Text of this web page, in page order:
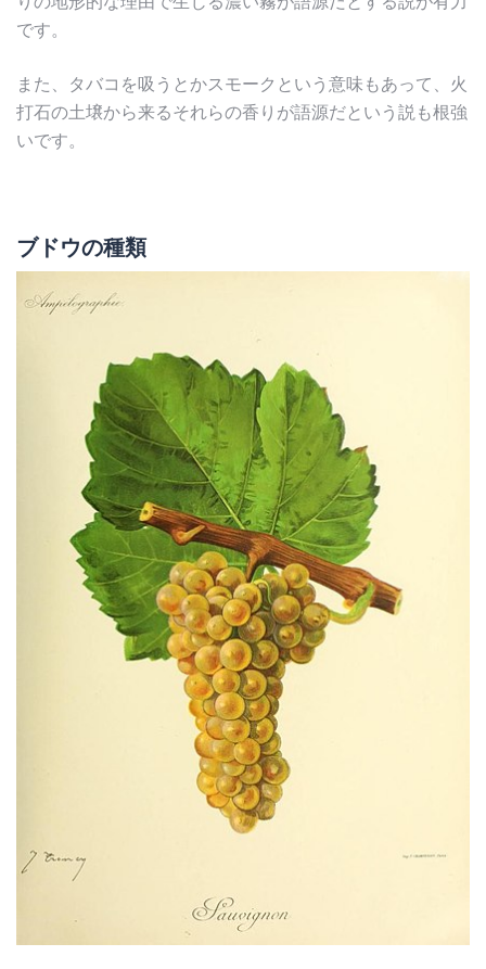
です。
また、タバコを吸うとかスモークという意味もあって、火
打石の土壌から来るそれらの香りが語源だという説も根強
いです。
ブドウの種類